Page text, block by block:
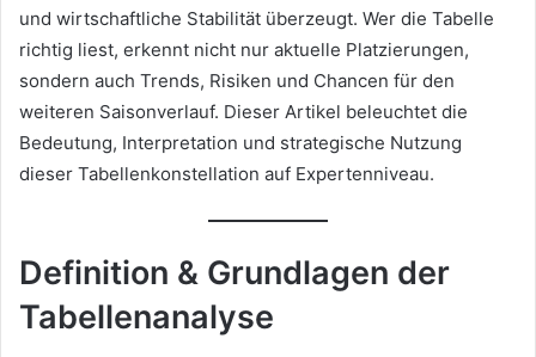
und wirtschaftliche Stabilität überzeugt. Wer die Tabelle
richtig liest, erkennt nicht nur aktuelle Platzierungen,
sondern auch Trends, Risiken und Chancen für den
weiteren Saisonverlauf. Dieser Artikel beleuchtet die
Bedeutung, Interpretation und strategische Nutzung
dieser Tabellenkonstellation auf Expertenniveau.
Definition & Grundlagen der
Tabellenanalyse